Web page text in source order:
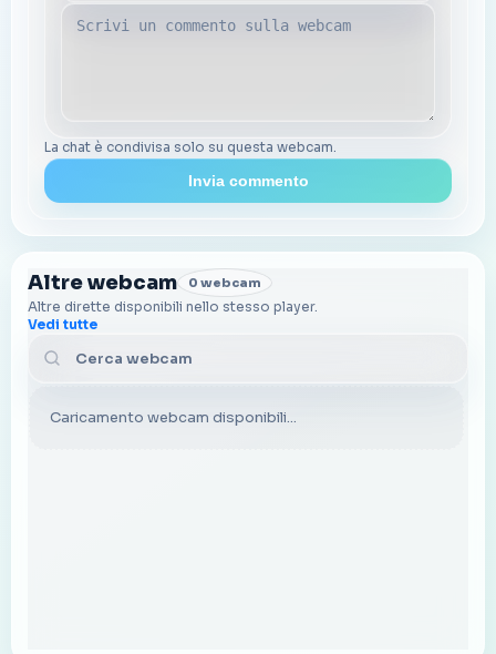
La chat è condivisa solo su questa webcam.
Invia commento
Altre webcam 0 webcam
Altre dirette disponibili nello stesso player.
Vedi tutte
Caricamento webcam disponibili...